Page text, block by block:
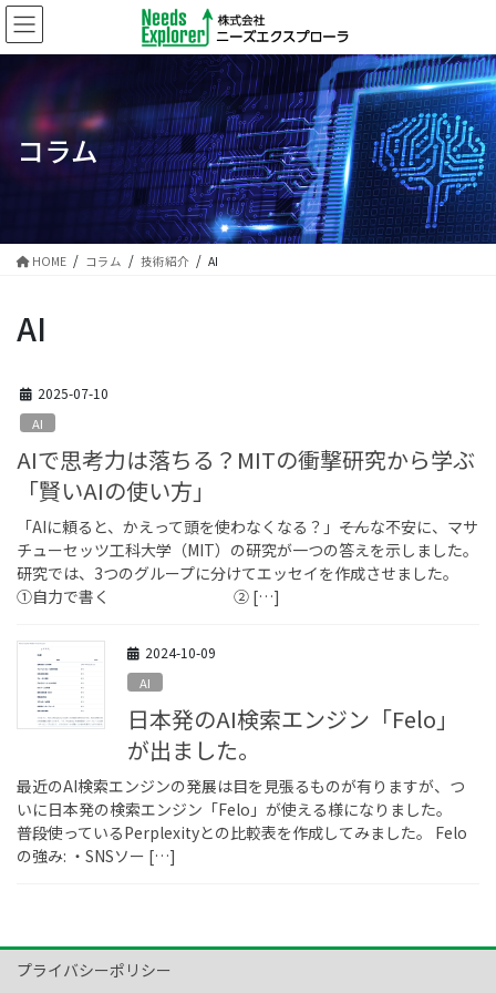
コ
ン
テ
ナ
ビ
ゲ
コラム
HOME コラム 技術紹介 AI
AI
2025-07-10
AI
AIで思考力は落ちる？MITの衝撃研究から学ぶ
「賢いAIの使い方」
「AIに頼ると、かえって頭を使わなくなる？」――そんな不安に、マサ
チューセッツ工科大学（MIT）の研究が一つの答えを示しました。
研究では、3つのグループに分けてエッセイを作成させました。
①自力で書く ② […]
2024-10-09
AI
日本発のAI検索エンジン「Felo」
が出ました。
最近のAI検索エンジンの発展は目を見張るものが有りますが、つ
いに日本発の検索エンジン「Felo」が使える様になりました。
普段使っているPerplexityとの比較表を作成してみました。 Felo
の強み: ・SNSソー […]
プライバシーポリシー